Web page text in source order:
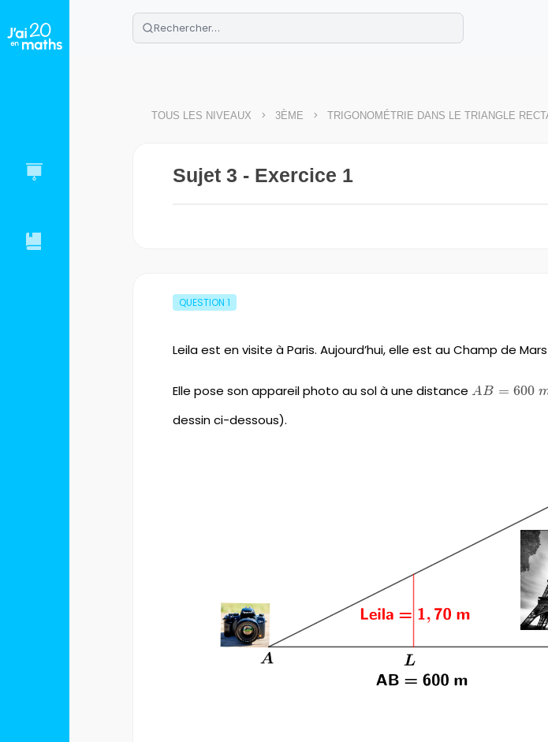
🌴Cahier de vacances offert: révise les maths cet été !
Télécharge ton PDF gratuit et progresse avec des exercices corrigés en
TOUS LES NIVEAUX > 3ÈME > TRIGONOMÉTRIE DANS LE TRIANGLE
Sujet 3 - Exercice 1
QUESTION 1
Leila est en visite à Paris. Aujourd’hui, elle est au Champ de
Elle pose son appareil photo au sol à une distance AB =
AB = 600
dessin ci-dessous).